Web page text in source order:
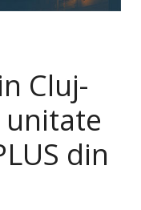
Cluj-
unitate
din